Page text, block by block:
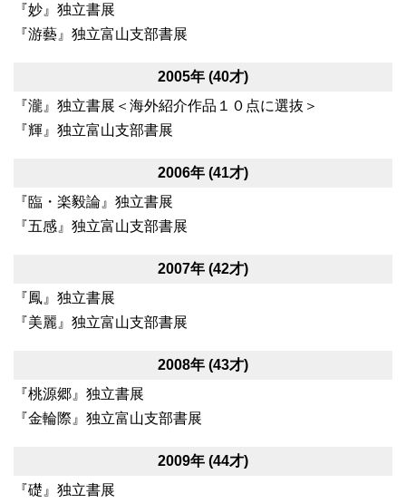
『妙』独立書展
『游藝』独立富山支部書展
2005年 (40才)
『瀧』独立書展＜海外紹介作品１０点に選抜＞
『輝』独立富山支部書展
2006年 (41才)
『臨・楽毅論』独立書展
『五感』独立富山支部書展
2007年 (42才)
『鳳』独立書展
『美麗』独立富山支部書展
2008年 (43才)
『桃源郷』独立書展
『金輪際』独立富山支部書展
2009年 (44才)
『礎』独立書展